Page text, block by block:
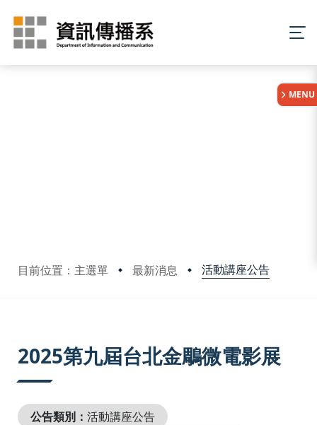
目前位置：主選單 最新消息 活動講座公告
MENU
2025第九屆台北金鵰微電影展
公告類別： 活動講座公告